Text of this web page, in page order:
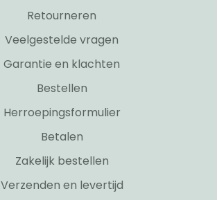
Retourneren
Veelgestelde vragen
Garantie en klachten
Bestellen
Herroepingsformulier
Betalen
Zakelijk bestellen
Verzenden en levertijd